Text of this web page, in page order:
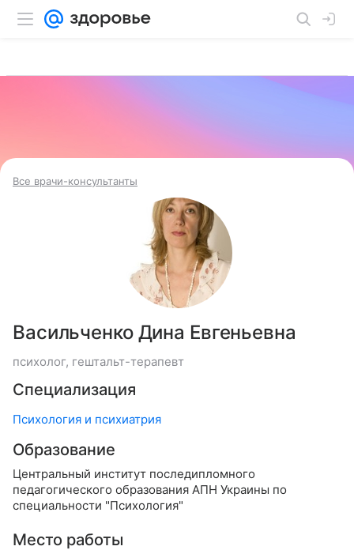
Все врачи-консультанты
Васильченко Дина Евгеньевна
психолог, гештальт-терапевт
Специализация
Психология и психиатрия
Образование
Центральный институт последипломного
педагогического образования АПН Украины по
специальности "Психология"
Место работы